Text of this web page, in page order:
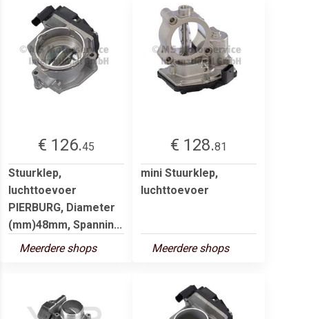
€ 126.45
Stuurklep,
luchttoevoer
PIERBURG, Diameter
(mm)48mm, Spannin...
Meerdere shops
€ 128.81
mini Stuurklep,
luchttoevoer
Meerdere shops